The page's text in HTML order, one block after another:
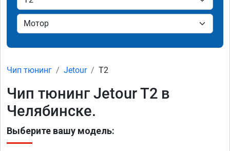
Чип тюнинг Jetour T2
Чип тюнинг Jetour T2 в
Челябинске.
Выберите вашу модель: